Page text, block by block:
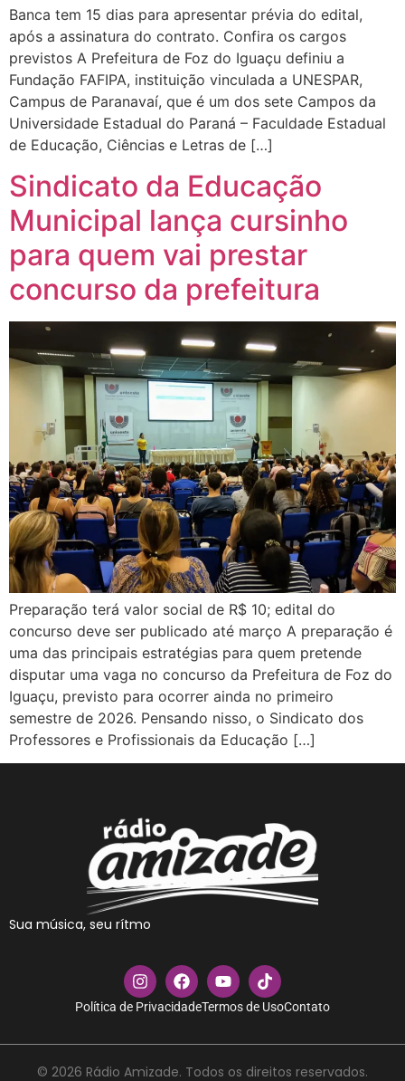
Banca tem 15 dias para apresentar prévia do edital,
após a assinatura do contrato. Confira os cargos
previstos A Prefeitura de Foz do Iguaçu definiu a
Fundação FAFIPA, instituição vinculada a UNESPAR,
Campus de Paranavaí, que é um dos sete Campos da
Universidade Estadual do Paraná – Faculdade Estadual
de Educação, Ciências e Letras de […]
Sindicato da Educação
Municipal lança cursinho
para quem vai prestar
concurso da prefeitura
Preparação terá valor social de R$ 10; edital do
concurso deve ser publicado até março A preparação é
uma das principais estratégias para quem pretende
disputar uma vaga no concurso da Prefeitura de Foz do
Iguaçu, previsto para ocorrer ainda no primeiro
semestre de 2026. Pensando nisso, o Sindicato dos
Professores e Profissionais da Educação […]
Sua música, seu rítmo
Política de PrivacidadeTermos de UsoContato
© 2026 Rádio Amizade. Todos os direitos reservados.